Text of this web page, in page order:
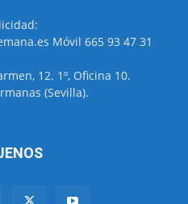
Móvil 665 93 47 31
12. 1º, Oficina 10.
(Sevilla).